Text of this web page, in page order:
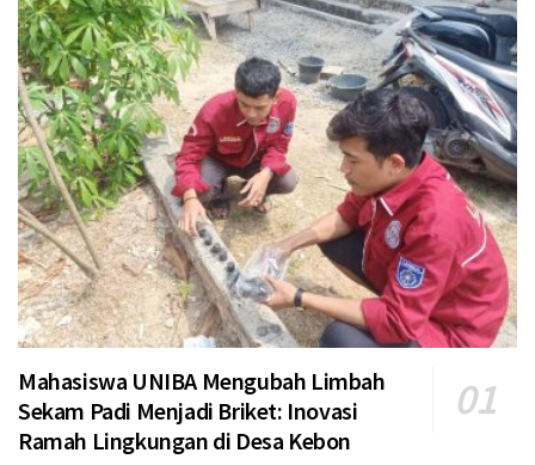
Mahasiswa UNIBA Mengubah Limbah
Sekam Padi Menjadi Briket: Inovasi
Ramah Lingkungan di Desa Kebon